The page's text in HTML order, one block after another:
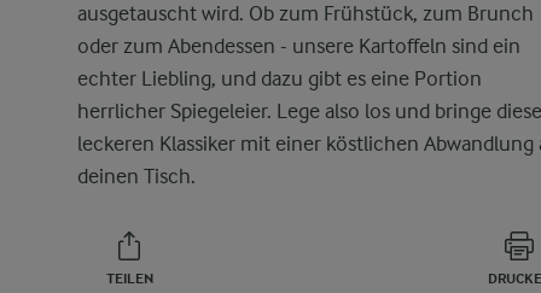
ausgetauscht wird. Ob zum Frühstück, zum Brunch
oder zum Abendessen - unsere Kartoffeln sind ein
echter Liebling, und dazu gibt es eine Portion
herrlicher Spiegeleier. Lege also los und bringe
leckeren Klassiker mit einer köstlichen Abwandlung
deinen Tisch.
TEILEN